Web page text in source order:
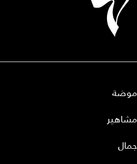
موضة
مشاهير
جمال